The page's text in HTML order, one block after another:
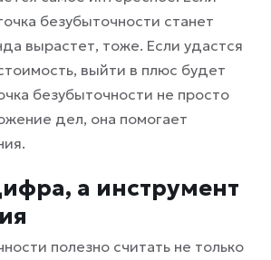
безубыточности станет
вырастет, тоже. Если удастся
выйти в плюс будет
безубыточности не просто
дел, она помогает
а инструмент
полезно считать не только